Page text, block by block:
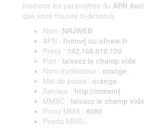
Insérons les paramètres du APN
que vous trouvez ci-dessous.
Nom :NRJWEB
APN : fnetnrj ou ofnew.fr
Proxy : 192.168.010.100
Port : laissez le champ vide
Nom d'utilisateur : orange
Mot de passe : orange
Serveur : http://mmsnrj
MMSC : laissez le champ vide
Proxy MMS : 8080
Puerto MMS :